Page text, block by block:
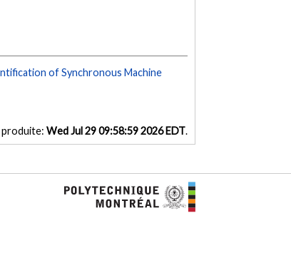
of Synchronous Machine
produite: Wed Jul 29 09:58:59 2026 EDT.